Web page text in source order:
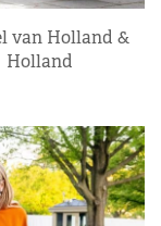
van Holland &
Holland